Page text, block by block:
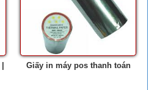
Giấy in máy pos thanh toán